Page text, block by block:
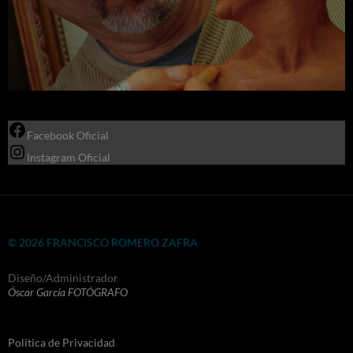
Facebook Oficial
Instagram Oficial
© 2026 FRANCISCO ROMERO ZAFRA
Diseño/Administrador
Óscar García FOTÓGRAFO
Política de Privacidad